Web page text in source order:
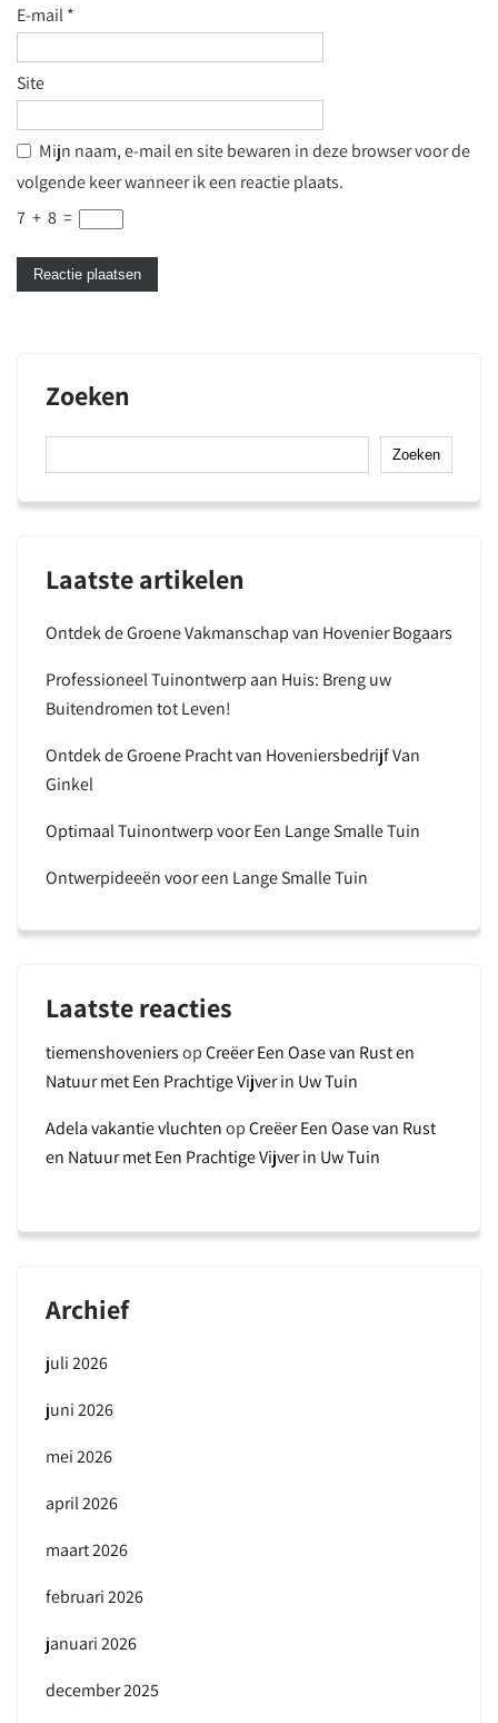
E-mail*
Site
Mijn naam, e-mail en site bewaren in deze browser voor de
volgende keer wanneer ik een reactie plaats.
7 + 8 =
Zoeken
Zoeken
Laatste artikelen
Ontdek de Groene Vakmanschap van Hovenier Bogaars
Professioneel Tuinontwerp aan Huis: Breng uw
Buitendromen tot Leven!
Ontdek de Groene Pracht van Hoveniersbedrijf Van
Ginkel
Optimaal Tuinontwerp voor Een Lange Smalle Tuin
Ontwerpideeën voor een Lange Smalle Tuin
Laatste reacties
tiemenshoveniersopCreëer Een Oase van Rust en
Natuur met Een Prachtige Vijver in Uw Tuin
Adela vakantie vluchtenopCreëer Een Oase van Rust
en Natuur met Een Prachtige Vijver in Uw Tuin
Archief
juli 2026
juni 2026
mei 2026
april 2026
maart 2026
februari 2026
januari 2026
december 2025